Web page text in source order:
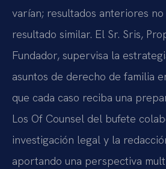
varían; resultados anteriores
resultado similar. El Sr. Sris,
Fundador, supervisa la
asuntos de derecho de familia
que cada caso reciba una
Los Of Counsel del bufete
investigación legal y la
aportando una perspectiva